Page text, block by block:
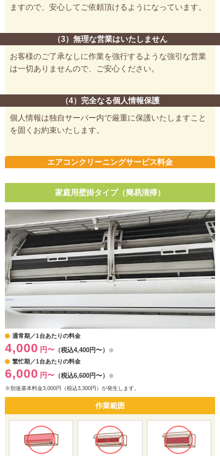
ますので、安心してご依頼頂けるようになっています。
（3）無理な営業はいたしません
お客様のご了承なしに作業を強行するような強引な営業
は一切ありませんので、ご安心ください。
（4）完全なる個人情報保護
個人情報は独自サーバー内で厳重に保護いたしますこと
を固くお約束いたします。
エアコンクリーニングサービス料金
家庭用壁掛タイプ（簡易清掃）
通常期／1台あたりの料金
4,000 円〜 （税込4,400円〜） ※
繁忙期／1台あたりの料金
6,000 円〜 （税込6,600円〜） ※
※別途基本料金3,000円（税込3,300円）が発生します。
作業範囲